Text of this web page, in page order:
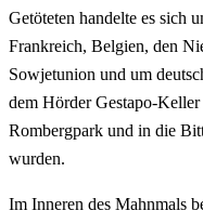
Getöteten handelte es sich
Frankreich, Belgien, den
Sowjetunion und um
dem Hörder Gestapo-
Rombergpark und in die
wurden.
Im Inneren des Mahnmals